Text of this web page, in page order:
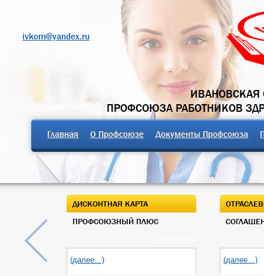
ivkom@yandex.ru
ИВАНОВСКАЯ
ПРОФСОЮЗА РАБОТНИКОВ
Главная О Профсоюзе Документы Профсоюза
ДИСКОНТНАЯ КАРТА
ПРОФСОЮЗНЫЙ ПЛЮС
(далее…) (далее…)